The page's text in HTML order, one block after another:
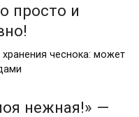
просто и
чеснока: может
нежная!» —